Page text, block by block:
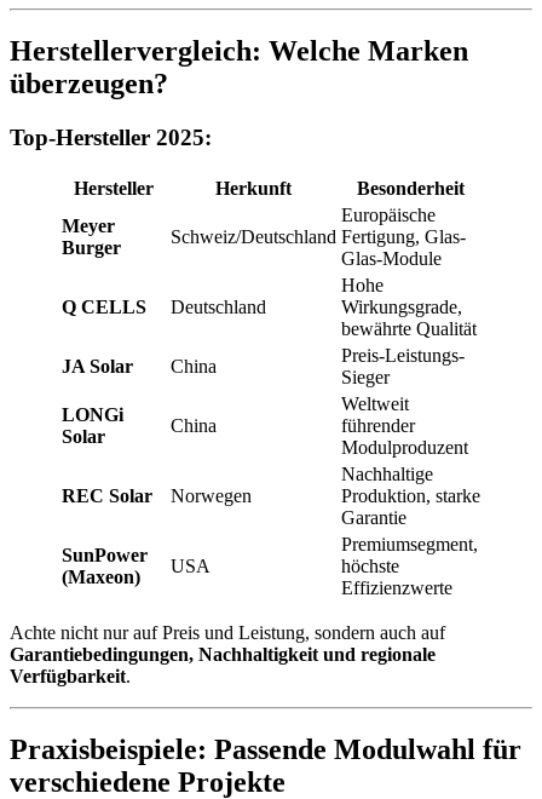
Herstellervergleich: Welche Marken
überzeugen?
Top-Hersteller 2025:
Hersteller Herkunft
Besonderheit
Meyer
Burger
Schweiz/Deutschland
Europäische
Fertigung, Glas-
Glas-Module
Q CELLS Deutschland
Hohe
Wirkungsgrade,
bewährte Qualität
JA Solar
China
Preis-Leistungs-
Sieger
LONGi
Solar
China
Weltweit
führender
Modulproduzent
REC Solar Norwegen
Nachhaltige
Produktion, starke
Garantie
SunPower
(Maxeon)
USA
Premiumsegment,
höchste
Effizienzwerte
Achte nicht nur auf Preis und Leistung, sondern auch auf
Garantiebedingungen, Nachhaltigkeit und regionale
Verfügbarkeit.
Praxisbeispiele: Passende Modulwahl für
verschiedene Projekte